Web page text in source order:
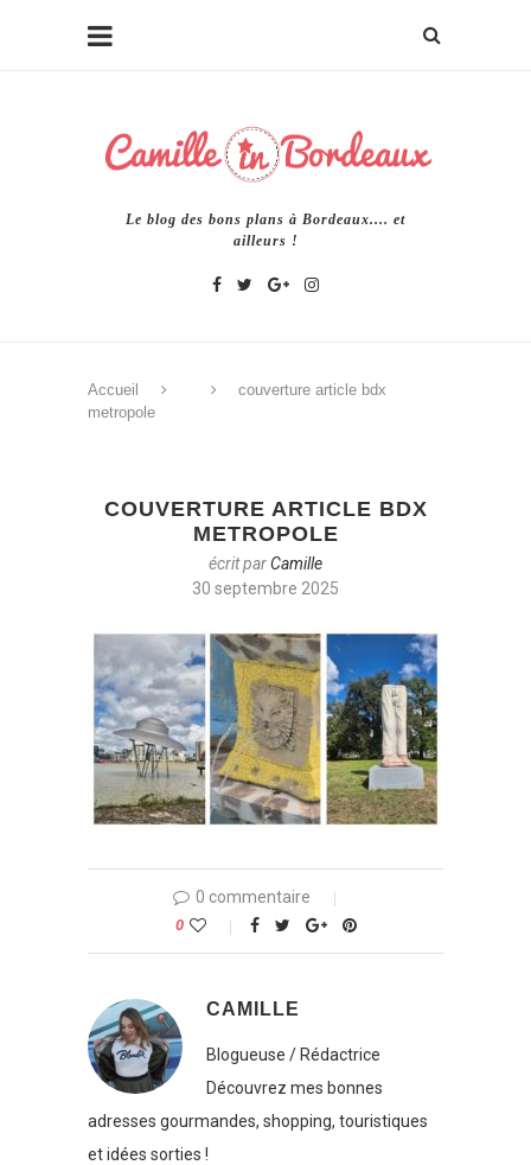
Le blog des bons plans à Bordeaux.... et
ailleurs !
Accueil
couverture article bdx
metropole
COUVERTURE ARTICLE BDX
METROPOLE
écrit parCamille
30 septembre 2025
0 commentaire
0
CAMILLE
Blogueuse / Rédactrice
Découvrez mes bonnes
adresses gourmandes, shopping, touristiques
et idées sorties !